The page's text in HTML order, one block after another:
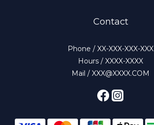
Contact
Phone / XX-XXX-XXX-XXX
Hours / XXXX-XXXX
Mail / XXX@XXXX.COM